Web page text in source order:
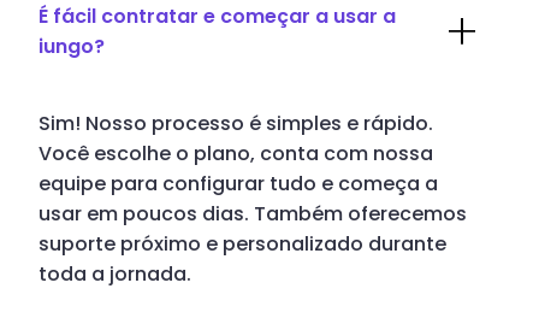
É fácil contratar e começar a usar a
iungo?
Sim! Nosso processo é simples e rápido.
Você escolhe o plano, conta com nossa
equipe para configurar tudo e começa a
usar em poucos dias. Também oferecemos
suporte próximo e personalizado durante
toda a jornada.